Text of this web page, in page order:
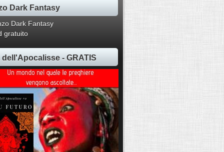
Dark Fantasy
gratuito
dell'Apocalisse - GRATIS